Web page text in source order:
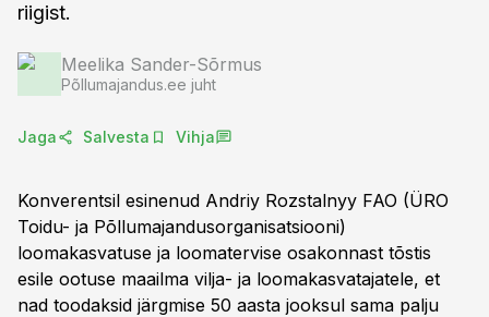
riigist.
Meelika Sander-Sõrmus
Põllumajandus.ee juht
Jaga Salvesta Vihja
Konverentsil esinenud Andriy Rozstalnyy FAO (ÜRO
Toidu- ja Põllumajandusorganisatsiooni)
loomakasvatuse ja loomatervise osakonnast tõstis
esile ootuse maailma vilja- ja loomakasvatajatele, et
nad toodaksid järgmise 50 aasta jooksul sama palju